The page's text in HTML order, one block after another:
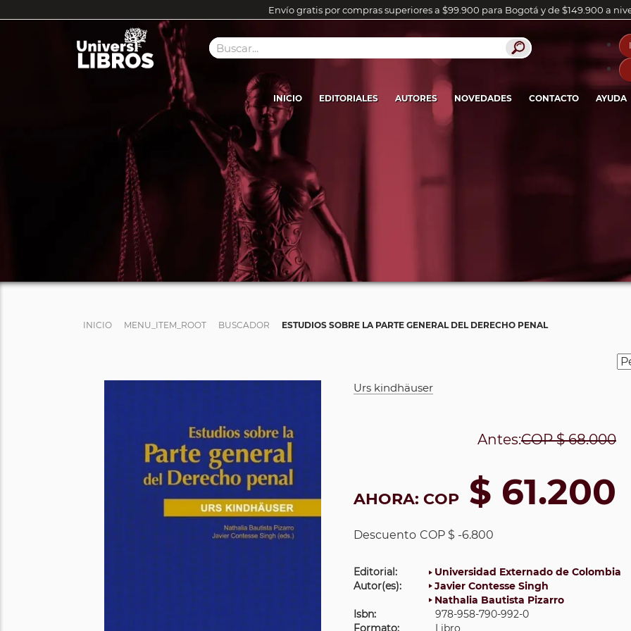
Envío gratis por compras superiores a $99.900 para Bogotá y de $149.900 a
INICIO EDITORIALES AUTORES NOVEDADES CONTACTO AYUDA
INICIO MENU_ITEM_ROOT BUSCADOR ESTUDIOS SOBRE LA PARTE GENERAL DEL DERECHO PENAL
Urs kindhäuser
Antes:COP$ 68.000
AHORA: COP $ 61.200
Descuento COP $ -6.800
Editorial:
Universidad Externado de Colombia
Autor(es):
Javier Contesse Singh
Nathalia Bautista Pizarro
Isbn:
978-958-790-992-0
Formato:
Libro